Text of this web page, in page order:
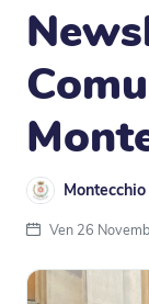
Ven 26